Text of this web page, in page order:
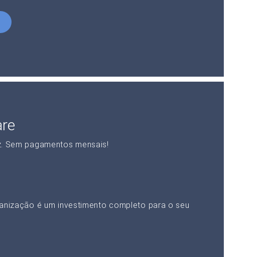
Sem pagamentos mensais!
é um investimento completo para o seu